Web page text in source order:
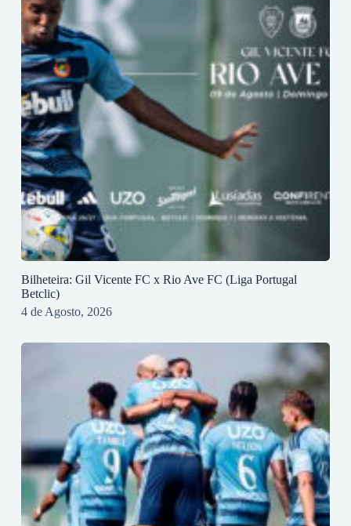
Bilheteira: Gil Vicente FC x Rio Ave FC (Liga Portugal
Betclic)
4 de Agosto, 2026